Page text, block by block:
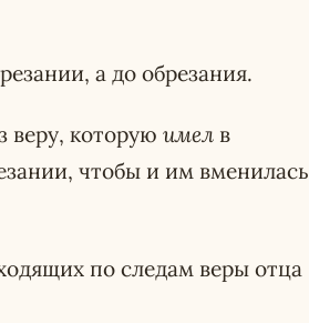
а до обрезания.
веру, которую имел в
чтобы и им вменилась
по следам веры отца